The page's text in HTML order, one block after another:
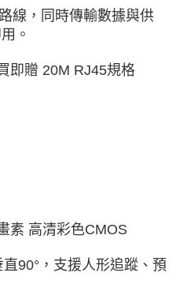
線，同時傳輸數據與供
。
即贈 20M RJ45規格
素 高清彩色CMOS
90°，支援人形追蹤、預